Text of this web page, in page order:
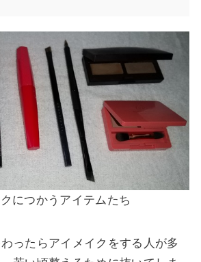
につかうアイテムたち
ったらアイメイクをする人が多